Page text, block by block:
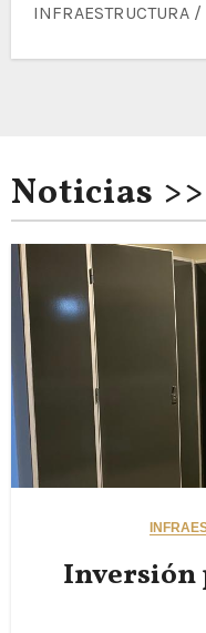
INFRAESTRUCTURA /
Noticias >>
Inversión